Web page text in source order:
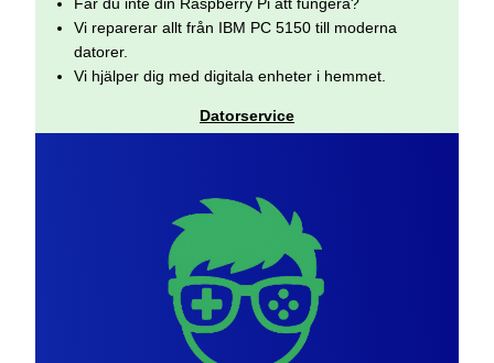
Vi reparerar allt från IBM PC 5150 till moderna
datorer.
Vi hjälper dig med digitala enheter i hemmet.
Datorservice